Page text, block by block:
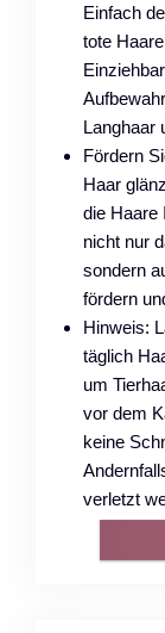
Einfach
tote
Langhaar
Fördern
Haar
die Haare
nicht nur
sondern
fördern
Hinweis:
täglich
um
vor dem
keine
verletzt